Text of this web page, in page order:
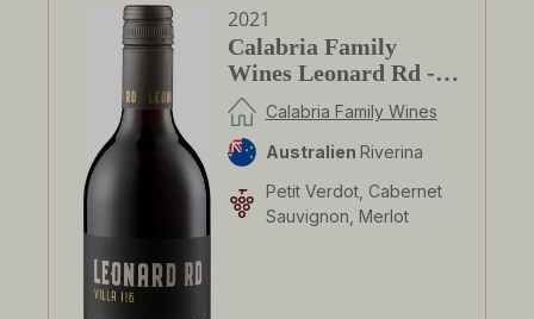
2021
Calabria Family
Wines Leonard Rd -
Cabernet Merlot
Calabria Family Wines
Australien Riverina
Petit Verdot, Cabernet
Sauvignon, Merlot